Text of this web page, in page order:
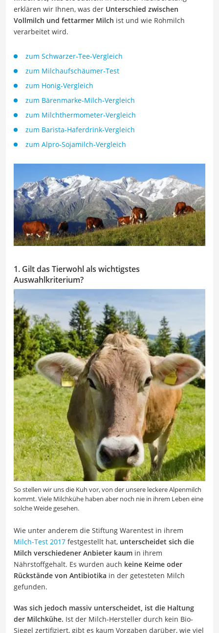
erklären wir Ihnen, was der Unterschied zwischen
Vollmilch und fettarmer Milch ist und wie Rohmilch
verarbeitet wird.
zum Schwarzer-Tee-Vergleich
zum Milchaufschäumer-Test
zum Honig-Vergleich
zum Bärenmarke-Milch-Vergleich
zum Milchthermometer-Vergleich
zum Barista-Haferdrink-Vergleich
zum Alpro-Sojamilch-Vergleich
1. Gilt das Tierwohl als wichtigstes
Auswahlkriterium?
So stellen wir uns die Kuh vor, von der unsere leckere Alpenmilch
kommt. Viele Milchkühe haben aber noch nie in ihrem Leben eine
solche Weide gesehen.
Wie unter anderem die Stiftung Warentest in ihrem
Milch-Test 2017 festgestellt hat, unterscheidet sich die
Milch verschiedener Anbieter kaum in ihrem
Nährstoffgehalt. Es wurden auch keine Keime oder
Rückstände von Antibiotika in der getesteten Milch
gefunden.
Was sich jedoch massiv unterscheidet, ist die Haltung
der Milchkühe. Ist der Milch-Hersteller durch kein Bio-
Siegel zertifiziert, gibt es kaum Vorgaben darüber, wie viel